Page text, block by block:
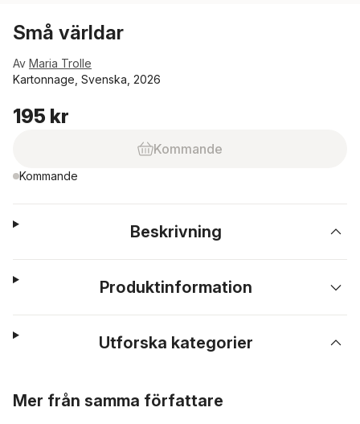
Små världar
Av Maria Trolle
Kartonnage, Svenska, 2026
195 kr
Kommande
Kommande
Beskrivning
Produktinformation
Utforska kategorier
Mer från samma författare